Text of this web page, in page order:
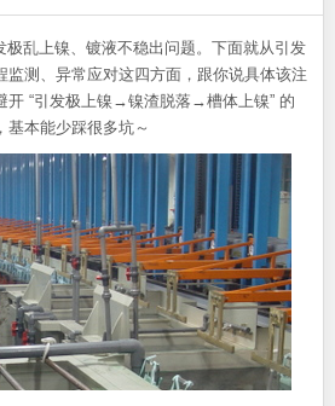
极乱上镍、镀液不稳出问题。下面就从引发
监测、异常应对这四方面，跟你说具体该注
开 “引发极上镍→镍渣脱落→槽体上镍” 的
基本能少踩很多坑～